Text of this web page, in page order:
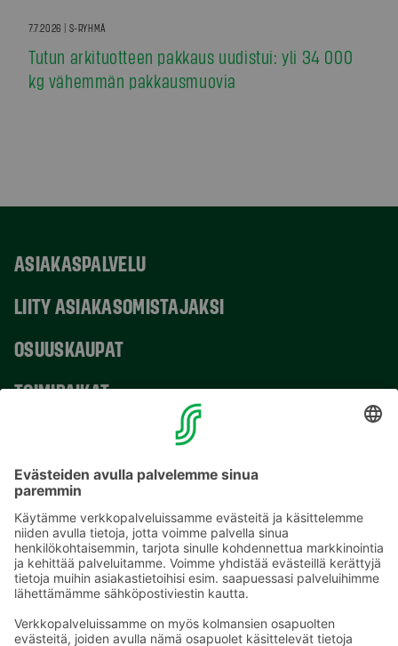
7.7.2026 | S-RYHMÄ
Tutun arkituotteen pakkaus uudistui: yli 34 000
kg vähemmän pakkausmuovia
ASIAKASPALVELU
LIITY ASIAKASOMISTAJAKSI
OSUUSKAUPAT
TOIMIPAIKAT
Sähköpostiosoitteet S-ryhmässä ovat muotoa
etunimi.sukunimi@sok.fi